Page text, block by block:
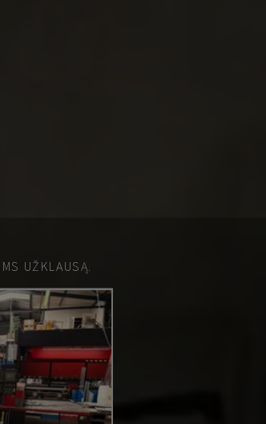
UŽKLAUSĄ.